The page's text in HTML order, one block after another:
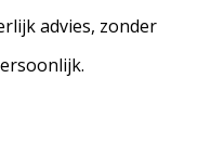
advies, zonder